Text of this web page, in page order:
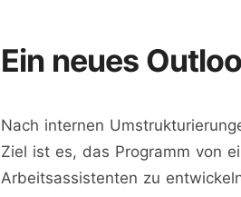
Ein neues
Nach internen
Ziel ist es, das Programm von
Arbeitsassistenten zu